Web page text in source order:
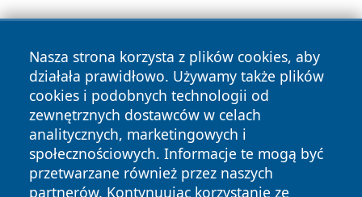
Nasza strona korzysta z plików cookies, aby
działała prawidłowo. Używamy także plików
cookies i podobnych technologii od
zewnętrznych dostawców w celach
analitycznych, marketingowych i
społecznościowych. Informacje te mogą być
przetwarzane również przez naszych
partnerów. Kontynuując korzystanie ze
Copyright © 2026 wiadomoscilublin.pl Wszystkie prawa
zastrzeżone.
Polityka
Polityka